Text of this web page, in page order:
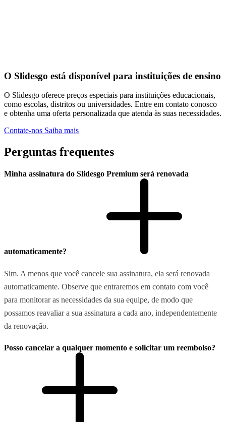
O Slidesgo está disponível para instituições de ensino
O Slidesgo oferece preços especiais para instituições educacionais,
como escolas, distritos ou universidades. Entre em contato conosco
e obtenha uma oferta personalizada que atenda às suas necessidades.
Contate-nos Saiba mais
Perguntas frequentes
Minha assinatura do Slidesgo Premium será renovada
automaticamente?
Sim. A menos que você cancele sua assinatura, ela será renovada
automaticamente. Observe que entraremos em contato com você
para monitorar as necessidades da sua equipe, de modo que
possamos reavaliar a sua assinatura a cada ano, independentemente
da renovação.
Posso cancelar a qualquer momento e solicitar um reembolso?